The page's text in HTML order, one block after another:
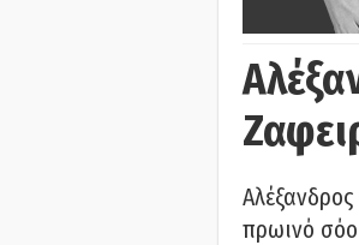
πρωινό